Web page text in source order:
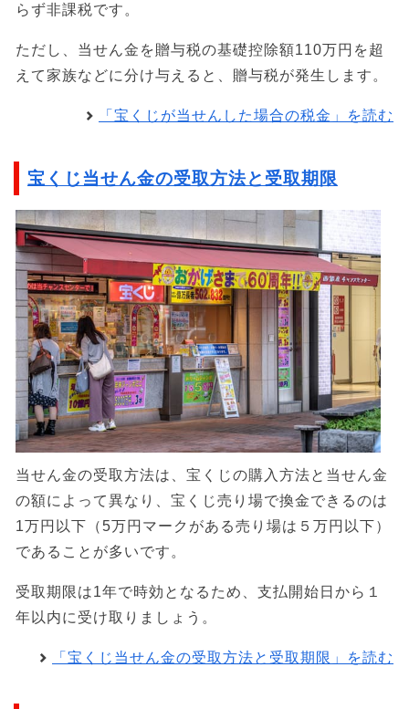
らず非課税です。
ただし、当せん金を贈与税の基礎控除額110万円を超
えて家族などに分け与えると、贈与税が発生します。
「宝くじが当せんした場合の税金」を読む
宝くじ当せん金の受取方法と受取期限
当せん金の受取方法は、宝くじの購入方法と当せん金
の額によって異なり、宝くじ売り場で換金できるのは
1万円以下（5万円マークがある売り場は５万円以下）
であることが多いです。
受取期限は1年で時効となるため、支払開始日から１
年以内に受け取りましょう。
「宝くじ当せん金の受取方法と受取期限」を読む